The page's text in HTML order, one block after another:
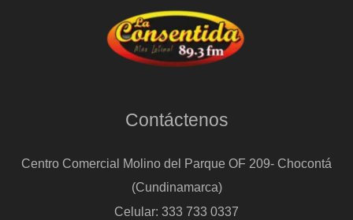
Contáctenos
Centro Comercial Molino del Parque OF 209- Chocontá
(Cundinamarca)
Celular: 333 733 0337